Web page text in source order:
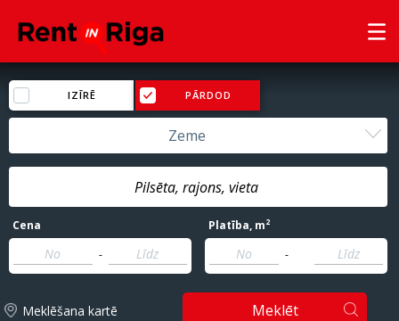
IZĪRĒ PĀRDOD
Zeme
Cena
-
Platība, m2
-
Meklēšana kartē Meklēt